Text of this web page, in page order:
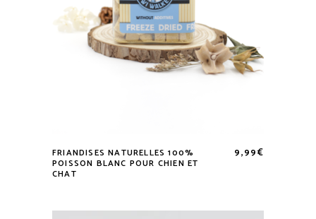
FRIANDISES NATURELLES 100%
POISSON BLANC POUR CHIEN ET
CHAT
9,99€